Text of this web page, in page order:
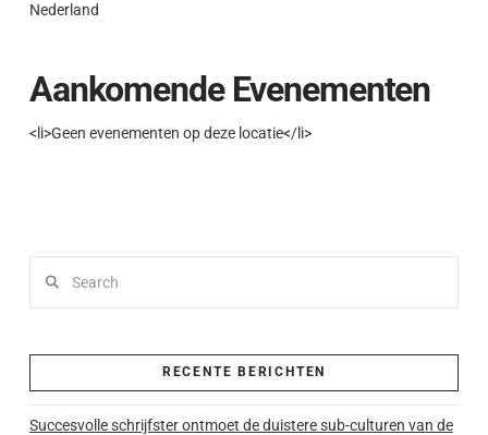
Nederland
Aankomende Evenementen
<li>Geen evenementen op deze locatie</li>
RECENTE BERICHTEN
Succesvolle schrijfster ontmoet de duistere sub-culturen van de